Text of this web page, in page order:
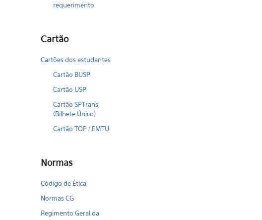
requerimento
Cartão
Cartões dos estudantes
Cartão BUSP
Cartão USP
Cartão SPTrans
(Bilhete Único)
Cartão TOP / EMTU
Normas
Código de Ética
Normas CG
Regimento Geral da